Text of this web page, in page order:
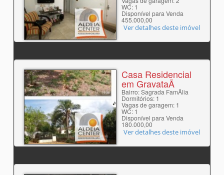
WC: 1
Disponível para Venda
455.000,00
Ver detalhes deste imóvel
Casa Residencial
em GravataÃ­
Bairro: Sagrada FamÃ­lia
Dormitórios: 1
Vagas de garagem: 1
WC: 1
Disponível para Venda
180.000,00
Ver detalhes deste imóvel